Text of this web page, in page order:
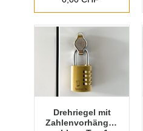
Drehriegel mit
Zahlenvorhänges